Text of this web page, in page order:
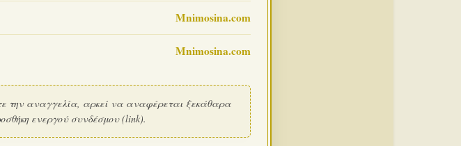
Mnimosina.com
Mnimosina.com
την αναγγελία, αρκεί να αναφέρεται ξεκάθαρα
ενεργού συνδέσμου (link).